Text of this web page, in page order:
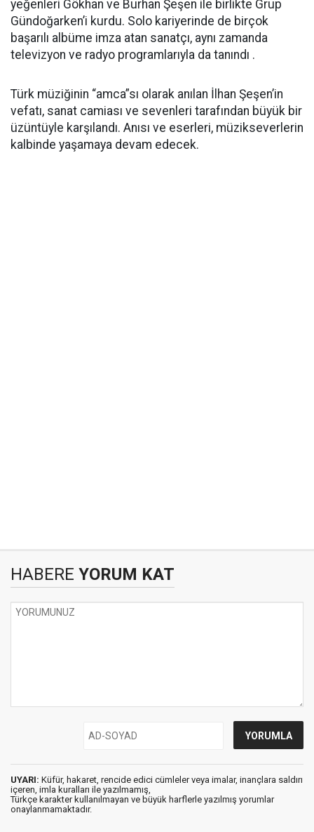
yeğenleri Gökhan ve Burhan Şeşen ile birlikte Grup
Gündoğarken’i kurdu. Solo kariyerinde de birçok
başarılı albüme imza atan sanatçı, aynı zamanda
televizyon ve radyo programlarıyla da tanındı .
Türk müziğinin “amca”sı olarak anılan İlhan Şeşen’in
vefatı, sanat camiası ve sevenleri tarafından büyük bir
üzüntüyle karşılandı. Anısı ve eserleri, müzikseverlerin
kalbinde yaşamaya devam edecek.
HABERE YORUM KAT
UYARI: Küfür, hakaret, rencide edici cümleler veya imalar, inançlara saldırı
içeren, imla kuralları ile yazılmamış,
Türkçe karakter kullanılmayan ve büyük harflerle yazılmış yorumlar
onaylanmamaktadır.